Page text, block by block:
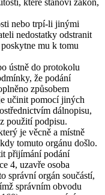
které stanoví zákon,
nebo trpí-li jinými
nedostatky odstranit
mu k tomu
ústně do protokolu
že podání
způsobem
učinit pomocí jiných
dálnopisu,
použití podpisu.
je věcně a místně
tomuto orgánu došlo.
přijímání podání
4, uzavře osoba
správní orgán součástí,
správním obvodu